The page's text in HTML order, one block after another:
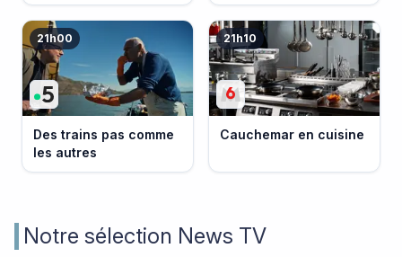
21h00
Des trains pas comme
les autres
21h10
Cauchemar en cuisine
Notre sélection News TV